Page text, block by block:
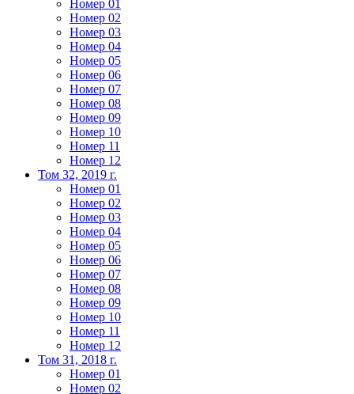
Номер 01
Номер 02
Номер 03
Номер 04
Номер 05
Номер 06
Номер 07
Номер 08
Номер 09
Номер 10
Номер 11
Номер 12
Том 32, 2019 г.
Номер 01
Номер 02
Номер 03
Номер 04
Номер 05
Номер 06
Номер 07
Номер 08
Номер 09
Номер 10
Номер 11
Номер 12
Том 31, 2018 г.
Номер 01
Номер 02